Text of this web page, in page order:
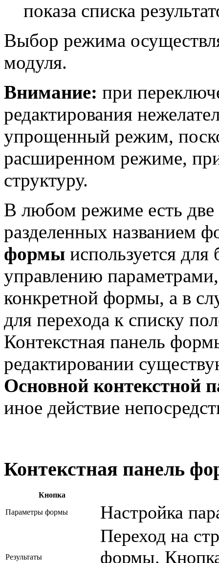
показа списка
Выбор режима
модуля.
Внимание: при
редактирования
упрощенный режим,
расширенном режиме,
структуру.
В любом режиме есть две
разделенных названием
формы используется
управлению
конкретной формы, а в
для перехода к списку
Контекстная панель
редактировании
Основной контекстной
иное действие
Контекстная панель
Кнопка
Параметры формы Настройка
Результаты
Переход на
формы.